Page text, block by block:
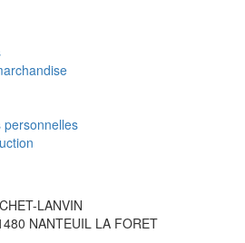
personnelles
LANVIN
NANTEUIL LA FORET